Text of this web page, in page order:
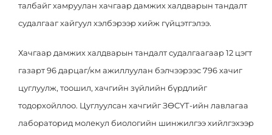
Эрх зүй
Нээлттэй ажлын байр
Ковид-19
Тандалт судалгаа
Халдваргүйжүүлэлт
талбайг хамруулан хачгаар дамжих халдварын тандалт
судалгааг хайгуул хэлбэрээр хийж гүйцэтгэлээ.
Хачгаар дамжих халдварын тандалт судалгаагаар 12 цэгт
газарт 96 дарцаг/км ажиллуулан бэлчээрээс 796 хачиг
цуглуулж, тоошил, хачгийн зүйлийн бүрдлийг
тодорхойллоо. Цуглуулсан хачгийг ЗӨСҮТ-ийн лавлагаа
лабораторид молекул биологийн шинжилгээ хийлгэхээр